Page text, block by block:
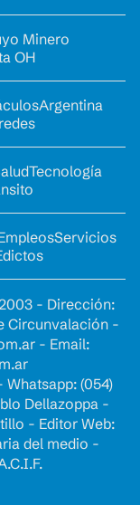
Minero
OH
Argentina
Tecnología
Servicios
- Dirección:
Circunvalación -
- Email:
Whatsapp: (054)
Dellazoppa -
- Editor Web:
del medio -